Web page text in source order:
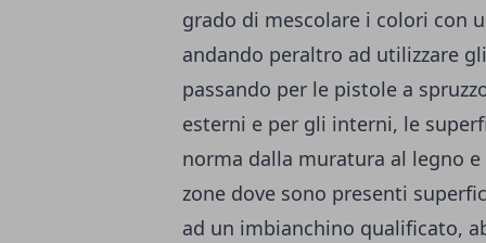
grado di mescolare i colori con
andando peraltro ad utilizzare
passando per le pistole a
esterni e per gli interni, le
norma dalla muratura al legno
zone dove sono presenti
ad un imbianchino qualificato,